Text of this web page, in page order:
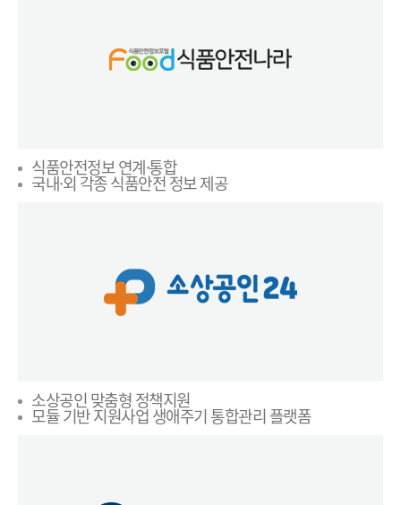
식품안전정보 연계·통합
국내·외 각종 식품안전 정보 제공
소상공인 맞춤형 정책지원
모듈 기반 지원사업 생애주기 통합관리 플랫폼